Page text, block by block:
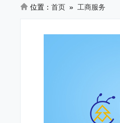
位置：首页 » 工商服务